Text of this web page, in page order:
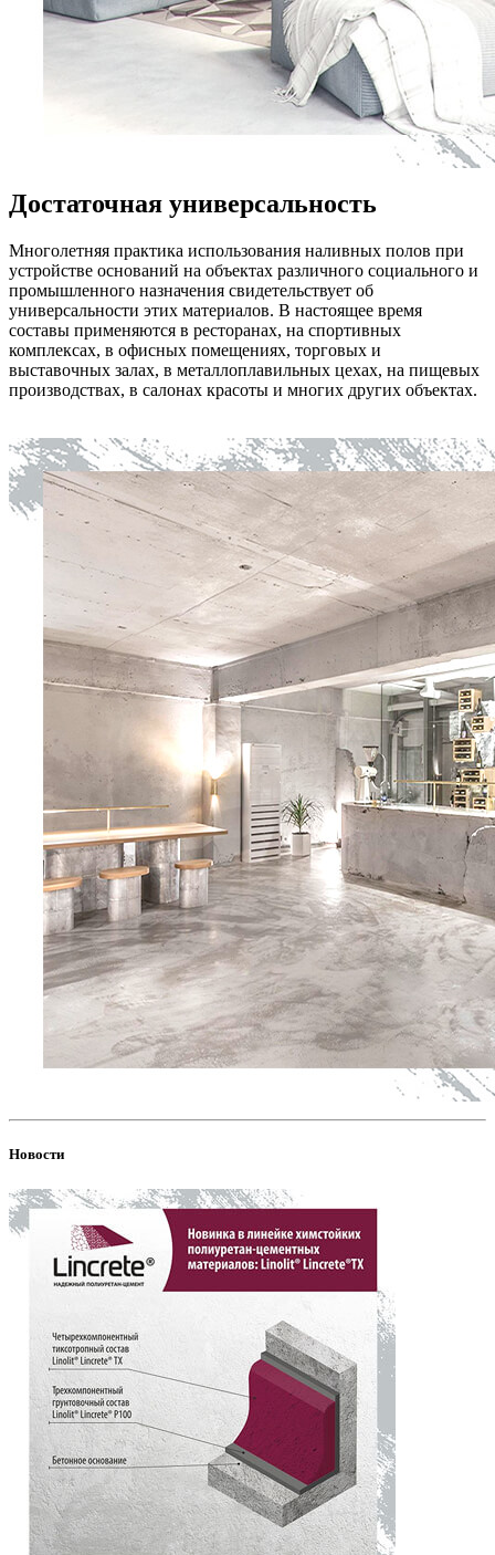
Достаточная универсальность
Многолетняя практика использования наливных полов при
устройстве оснований на объектах различного социального и
промышленного назначения свидетельствует об
универсальности этих материалов. В настоящее время
составы применяются в ресторанах, на спортивных
комплексах, в офисных помещениях, торговых и
выставочных залах, в металлоплавильных цехах, на пищевых
производствах, в салонах красоты и многих других объектах.
Новости